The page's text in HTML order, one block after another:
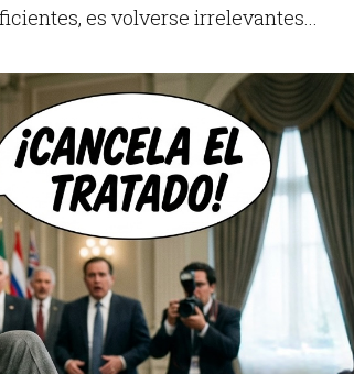
es volverse irrelevantes...